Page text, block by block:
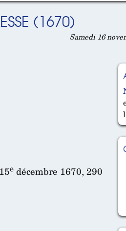
(1670)
Samedi 16
e décembre 1670, 290